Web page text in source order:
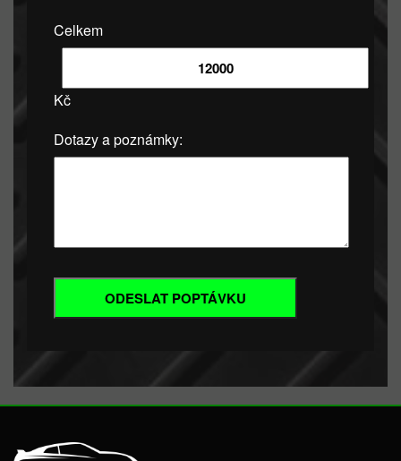
Celkem
Kč
Dotazy a poznámky: